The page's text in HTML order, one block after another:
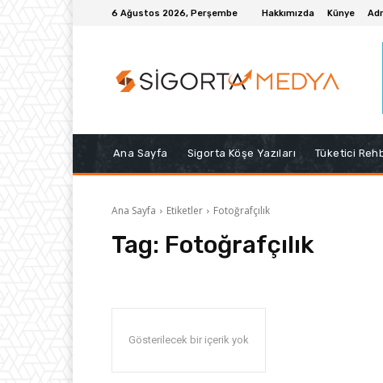
6 Ağustos 2026, Perşembe Hakkımızda Künye
Ana Sayfa Sigorta Köşe Yazıları Tüketici
Ana Sayfa Etiketler Fotoğrafçılık
Tag: Fotoğrafçılık
Gösterilecek bir içerik yok